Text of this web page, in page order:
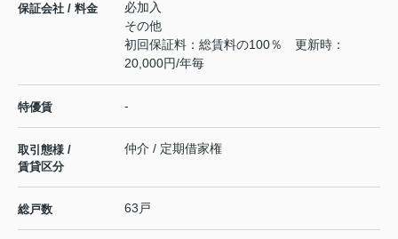
保証会社 / 料金
必加入
その他
初回保証料：総賃料の100％ 更新時：
20,000円/年毎
特優賃 -
取引態様 /
賃貸区分
仲介 / 定期借家権
総戸数 63戸